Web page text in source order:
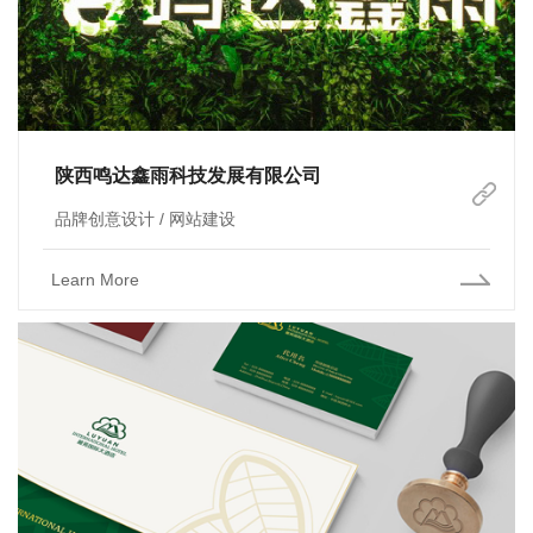
陕西鸣达鑫雨科技发展有限公司
品牌创意设计 / 网站建设
Learn More